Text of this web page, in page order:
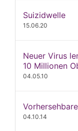
Suizidwelle
15.06.20
Neuer Virus
10 Millionen
04.05.10
04.10.14